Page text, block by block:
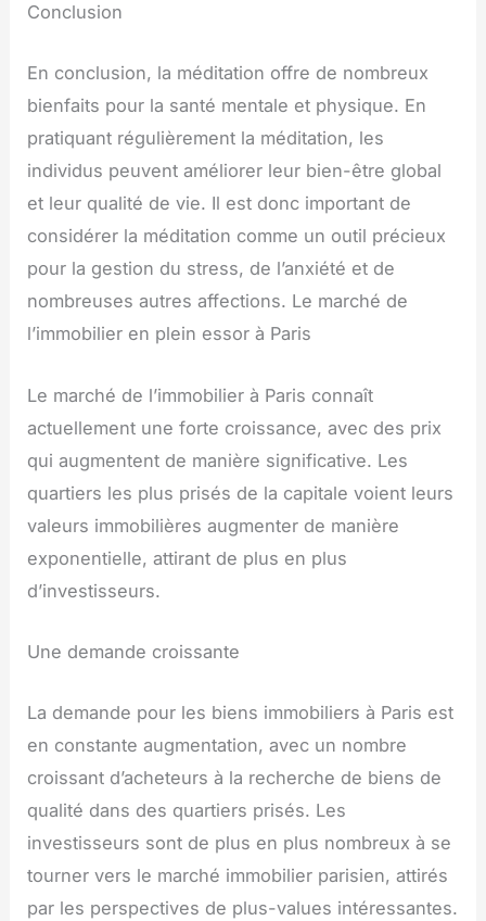
Conclusion
En conclusion, la méditation offre de nombreux
bienfaits pour la santé mentale et physique. En
pratiquant régulièrement la méditation, les
individus peuvent améliorer leur bien-être global
et leur qualité de vie. Il est donc important de
considérer la méditation comme un outil précieux
pour la gestion du stress, de l’anxiété et de
nombreuses autres affections. Le marché de
l’immobilier en plein essor à Paris
Le marché de l’immobilier à Paris connaît
actuellement une forte croissance, avec des prix
qui augmentent de manière significative. Les
quartiers les plus prisés de la capitale voient leurs
valeurs immobilières augmenter de manière
exponentielle, attirant de plus en plus
d’investisseurs.
Une demande croissante
La demande pour les biens immobiliers à Paris est
en constante augmentation, avec un nombre
croissant d’acheteurs à la recherche de biens de
qualité dans des quartiers prisés. Les
investisseurs sont de plus en plus nombreux à se
tourner vers le marché immobilier parisien, attirés
par les perspectives de plus-values intéressantes.